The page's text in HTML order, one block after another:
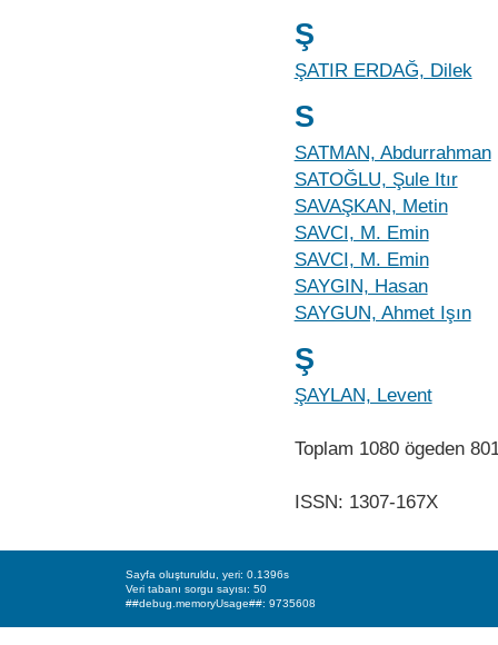
Ş
ŞATIR ERDAĞ, Dilek
S
SATMAN, Abdurrahman
SATOĞLU, Şule Itır
SAVAŞKAN, Metin
SAVCI, M. Emin
SAVCI, M. Emin
SAYGIN, Hasan
SAYGUN, Ahmet Işın
Ş
ŞAYLAN, Levent
Toplam 1080 ögeden
ISSN: 1307-167X
Sayfa oluşturuldu, yeri: 0.1396s
Veri tabanı sorgu sayısı: 50
##debug.memoryUsage##: 9735608